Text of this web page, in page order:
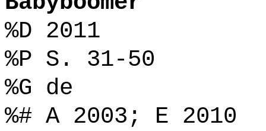
%D 2011
%P S. 31-50
%G de
%# A 2003; E 2010